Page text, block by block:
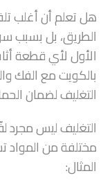
هل تعلم أن أغلب
الطريق، بل بسبب
الأول لأي قطعة
بالكويت مع الفك
التغليف لضمان
التغليف ليس مجرد
مختلفة من
المثال: